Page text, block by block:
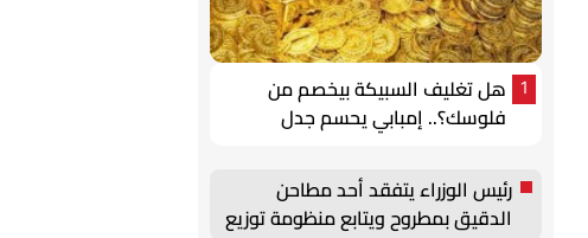
1
هل تغليف السبيكة بيخصم من
فلوسك؟.. إمبابي يحسم جدل
«الكاش باك» في الذهب
رئيس الوزراء يتفقد أحد مطاحن
الدقيق بمطروح ويتابع منظومة توزيع